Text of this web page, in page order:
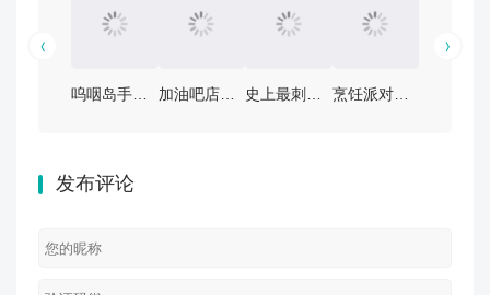
加油吧店长大人！安卓版本v2.6热门攻略：如何轻松取胜？ 烹饪派对游戏v4.1.8安卓版：让聚会更有趣！独家攻略与下载链接
发布评论